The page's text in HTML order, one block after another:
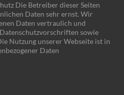
Die Betreiber dieser Seiten
Daten sehr ernst. Wir
Daten vertraulich und
sowie
Nutzung unserer Webseite ist in
Daten